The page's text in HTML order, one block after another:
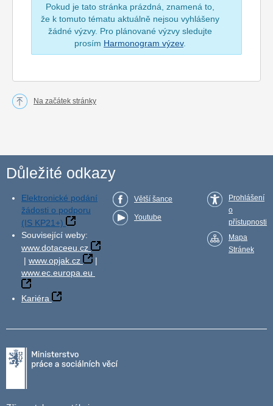
Pokud je tato stránka prázdná, znamená to,
že k tomuto tématu aktuálně nejsou vyhlášeny
žádné výzvy. Pro plánované výzvy sledujte
prosím Harmonogram výzev.
Na začátek stránky
Důležité odkazy
Elektronické podání
žádosti o podporu
(IS KP21+)
Související weby:
www.dotaceeu.cz
| www.opjak.cz
|
www.ec.europa.eu
Kariéra
Větší šance
Youtube
Prohlášení
o
přístupnosti
Mapa
Stránek